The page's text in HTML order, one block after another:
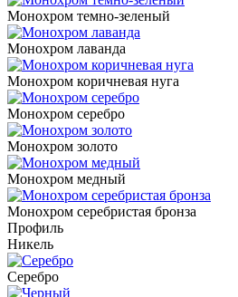
Монохром темно-зеленый
Монохром лаванда
Монохром коричневая нуга
Монохром серебро
Монохром золото
Монохром медный
Монохром серебристая бронза
Профиль
Никель
Серебро